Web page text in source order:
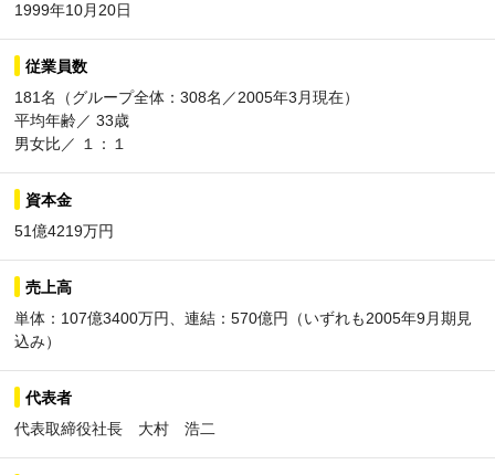
1999年10月20日
従業員数
181名（グループ全体：308名／2005年3月現在）
平均年齢／ 33歳
男女比／ １：１
資本金
51億4219万円
売上高
単体：107億3400万円、連結：570億円（いずれも2005年9月期見
込み）
代表者
代表取締役社長 大村 浩二